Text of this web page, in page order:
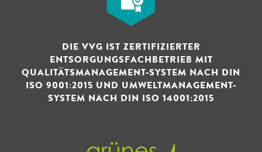
DIE VVG IST ZERTIFIZIERTER
ENTSORGUNGSFACHBETRIEB MIT
QUALITÄTSMANAGEMENT-SYSTEM NACH DIN
ISO 9001:2015 UND UMWELTMANAGEMENT-
SYSTEM NACH DIN ISO 14001:2015